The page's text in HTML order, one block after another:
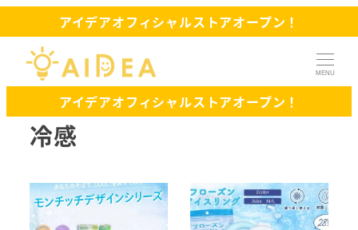
アイデアオフィシャルストアオープン！
MENU
アイデアオフィシャルストアオープン！
冷感